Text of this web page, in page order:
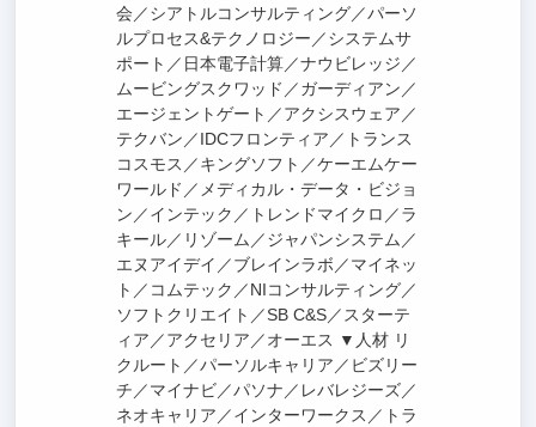
会／シアトルコンサルティング／パーソ
ルプロセス&テクノロジー／システムサ
ポート／日本電子計算／ナウビレッジ／
ムービングスクワッド／ガーディアン／
エージェントゲート／アクシスウェア／
テクバン／IDCフロンティア／トランス
コスモス／キングソフト／ケーエムケー
ワールド／メディカル・データ・ビジョ
ン／インテック／トレンドマイクロ／ラ
キール／リゾーム／ジャパンシステム／
エヌアイデイ／ブレインラボ／マイネッ
ト／コムテック／NIコンサルティング／
ソフトクリエイト／SB C&S／スターテ
ィア／アクセリア／オーエス ▼人材 リ
クルート／パーソルキャリア／ビズリー
チ／マイナビ／パソナ／レバレジーズ／
ネオキャリア／インターワークス／トラ